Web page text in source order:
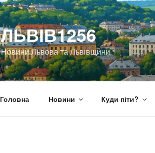
ЛЬВІВ1256
Новини Львова та Львівщини
Головна Новини Куди піти?